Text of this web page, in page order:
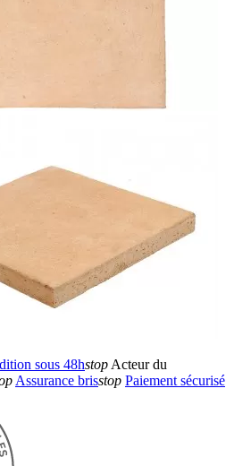
sous 48hstop Acteur du
Assurance brisstop Paiement sécurisé